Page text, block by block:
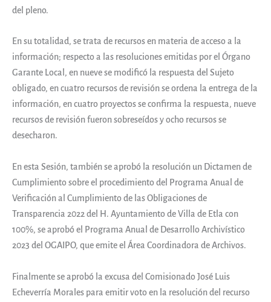
del pleno.
En su totalidad, se trata de recursos en materia de acceso a la
información; respecto a las resoluciones emitidas por el Órgano
Garante Local, en nueve se modificó la respuesta del Sujeto
obligado, en cuatro recursos de revisión se ordena la entrega de la
información, en cuatro proyectos se confirma la respuesta, nueve
recursos de revisión fueron sobreseídos y ocho recursos se
desecharon.
En esta Sesión, también se aprobó la resolución un Dictamen de
Cumplimiento sobre el procedimiento del Programa Anual de
Verificación al Cumplimiento de las Obligaciones de
Transparencia 2022 del H. Ayuntamiento de Villa de Etla con
100%, se aprobó el Programa Anual de Desarrollo Archivístico
2023 del OGAIPO, que emite el Área Coordinadora de Archivos.
Finalmente se aprobó la excusa del Comisionado José Luis
Echeverría Morales para emitir voto en la resolución del recurso